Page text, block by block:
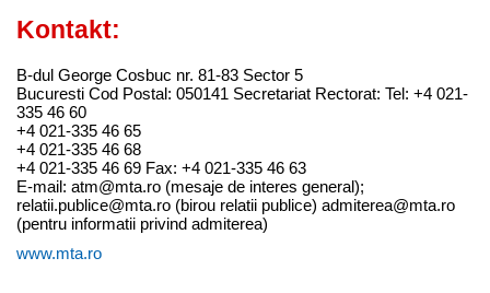
Kontakt:
B-dul George Cosbuc nr. 81-83 Sector 5
Bucuresti Cod Postal: 050141 Secretariat Rectorat: Tel: +4 021-
335 46 60
+4 021-335 46 65
+4 021-335 46 68
+4 021-335 46 69 Fax: +4 021-335 46 63
E-mail: atm@mta.ro (mesaje de interes general);
relatii.publice@mta.ro (birou relatii publice) admiterea@mta.ro
(pentru informatii privind admiterea)
www.mta.ro